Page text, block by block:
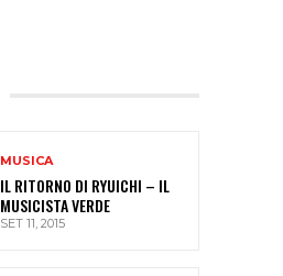
MUSICA
IL RITORNO DI RYUICHI – IL
MUSICISTA VERDE
SET 11, 2015